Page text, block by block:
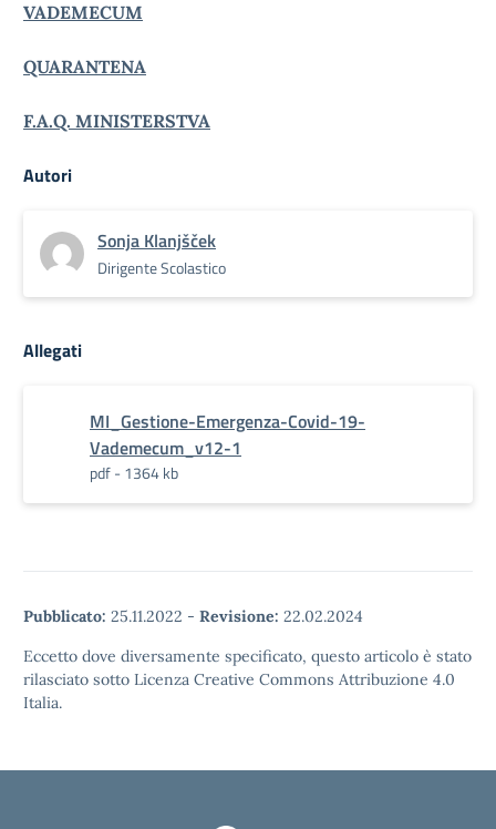
VADEMECUM
QUARANTENA
F.A.Q. MINISTERSTVA
Autori
Sonja Klanjšček
Dirigente Scolastico
Allegati
MI_Gestione-Emergenza-Covid-19-
Vademecum_v12-1
pdf - 1364 kb
Pubblicato: 25.11.2022 - Revisione: 22.02.2024
Eccetto dove diversamente specificato, questo articolo è stato
rilasciato sotto Licenza Creative Commons Attribuzione 4.0
Italia.